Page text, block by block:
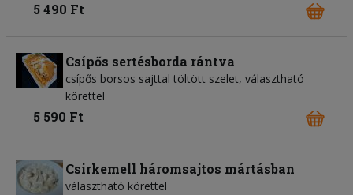
5 490 Ft
Csípős sertésborda rántva
csípős borsos sajttal töltött szelet, választható
körettel
5 590 Ft
Csirkemell háromsajtos mártásban
választható körettel